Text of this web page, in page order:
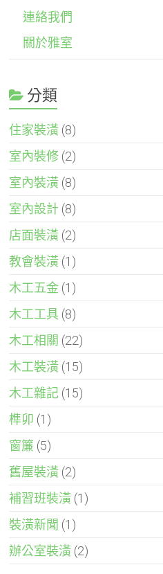
連絡我們
關於雅室
分類
住家裝潢 (8)
室內裝修 (2)
室內裝潢 (8)
室內設計 (8)
店面裝潢 (2)
教會裝潢 (1)
木工五金 (1)
木工工具 (8)
木工相關 (22)
木工裝潢 (15)
木工雜記 (15)
榫卯 (1)
窗簾 (5)
舊屋裝潢 (2)
補習班裝潢 (1)
裝潢新聞 (1)
辦公室裝潢 (2)